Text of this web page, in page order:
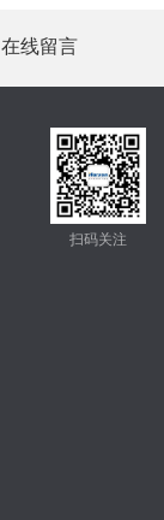
在线留言
扫码关注